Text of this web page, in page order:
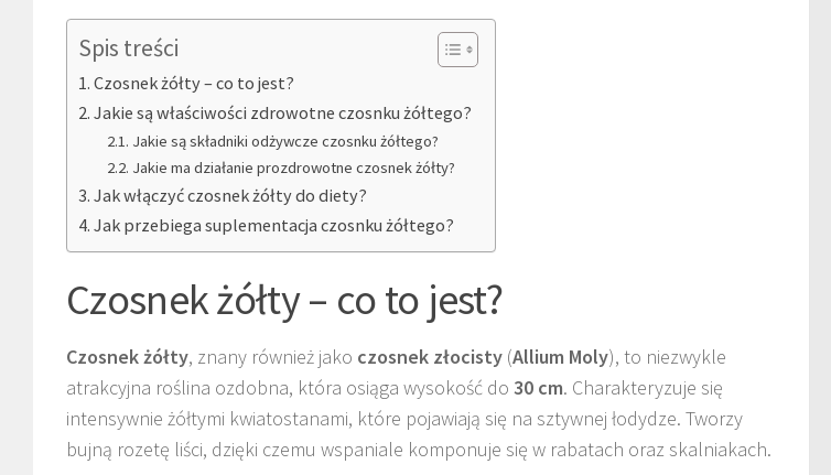
Spis treści
Czosnek żółty – co to jest?
Jakie są właściwości zdrowotne czosnku żółtego?
Jakie są składniki odżywcze czosnku żółtego?
Jakie ma działanie prozdrowotne czosnek żółty?
Jak włączyć czosnek żółty do diety?
Jak przebiega suplementacja czosnku żółtego?
Czosnek żółty – co to jest?
Czosnek żółty, znany również jako czosnek złocisty (Allium Moly), to niezwykle
atrakcyjna roślina ozdobna, która osiąga wysokość do 30 cm. Charakteryzuje się
intensywnie żółtymi kwiatostanami, które pojawiają się na sztywnej łodydze. Tworzy
bujną rozetę liści, dzięki czemu wspaniale komponuje się w rabatach oraz skalniakach.